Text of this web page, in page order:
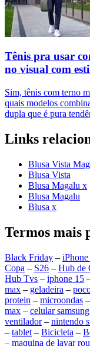
Tênis pra usar
no visual com
Sim, tênis com terno
quais modelos
dupla que é pura
Links
Blusa Vista
Blusa Vista
Blusa Magalu x
Blusa Magalu
Blusa x
Termos mais
Black Friday –
Copa – S26 – Hub de
Hub Tvs – iphone 15
max – geladeira –
protein – microondas –
max – celular samsung
ventilador– nintendo
– tablet – Bicicleta –
– maquina de lavar